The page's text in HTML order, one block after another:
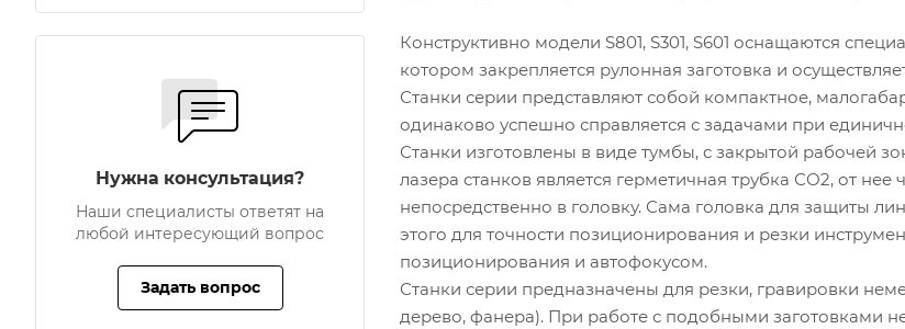
Конструктивно модели S801, S301, S601 оснащаются
котором закрепляется рулонная заготовка и
Станки серии представляют собой компактное,
одинаково успешно справляется с задачами при
Станки изготовлены в виде тумбы, с закрытой рабочей
лазера станков является герметичная трубка СО2, от
непосредственно в головку. Сама головка для защиты
этого для точности позиционирования и резки
позиционирования и автофокусом.
Станки серии предназначены для резки, гравировки
дерево, фанера). При работе с подобными заготовками
Нужна консультация?
Наши специалисты ответят на
любой интересующий вопрос
Задать вопрос